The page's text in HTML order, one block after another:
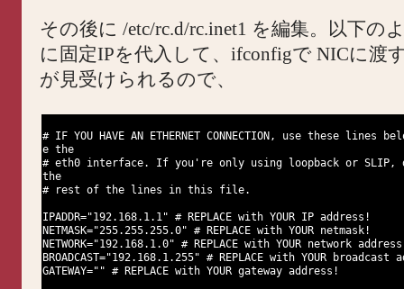
その後に /etc/rc.d/rc.inet1 を編集。以下の
に固定IPを代入して、ifconfigで NICに渡
が見受けられるので、
# IF YOU HAVE AN ETHERNET CONNECTION, use these lines
e the
# eth0 interface. If you're only using loopback or SLIP,
the
# rest of the lines in this file.
IPADDR="192.168.1.1" # REPLACE with YOUR IP address!
NETMASK="255.255.255.0" # REPLACE with YOUR netmask!
NETWORK="192.168.1.0" # REPLACE with YOUR network
BROADCAST="192.168.1.255" # REPLACE with YOUR
GATEWAY="" # REPLACE with YOUR gateway address!